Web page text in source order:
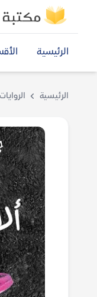
الرئيسية
الرئيسية